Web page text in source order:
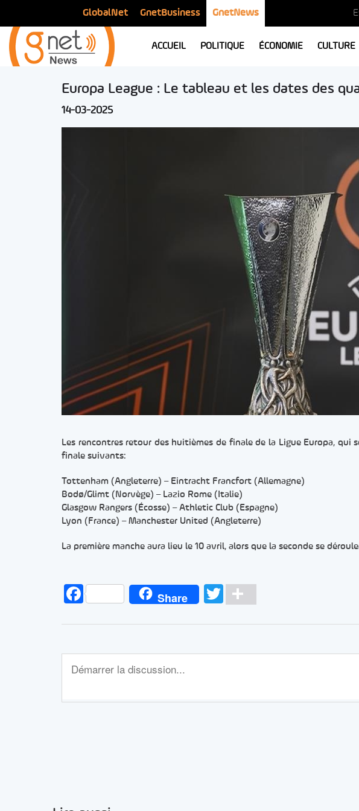
GlobalNet GnetBusiness GnetNews
ACCUEIL POLITIQUE ÉCONOMIE CULTURE
Europa League : Le tableau et les dates des
14-03-2025
Les rencontres retour des huitièmes de finale de la Ligue Europa,
finale suivants:
Tottenham (Angleterre) – Eintracht Francfort (Allemagne)
Bodø/Glimt (Norvège) – Lazio Rome (Italie)
Glasgow Rangers (Écosse) – Athletic Club (Espagne)
Lyon (France) – Manchester United (Angleterre)
La première manche aura lieu le 10 avril, alors que la seconde se
FacebookShare TwitterPartager